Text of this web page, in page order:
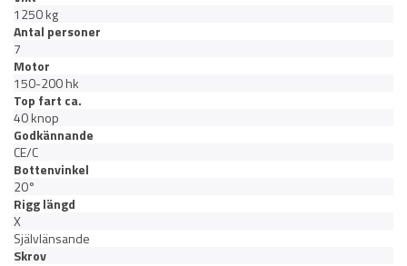
1250 kg
Antal personer
7
Motor
150-200 hk
Top fart ca.
40 knop
Godkännande
CE/C
Bottenvinkel
20°
Rigg längd
X
Självlänsande
Skrov